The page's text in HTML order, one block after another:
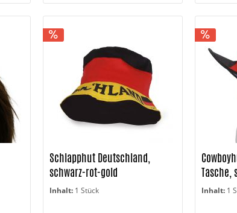
Schlapphut Deutschland,
schwarz-rot-gold
Inhalt: 1 Stück
Tasche,
Inhalt: 1